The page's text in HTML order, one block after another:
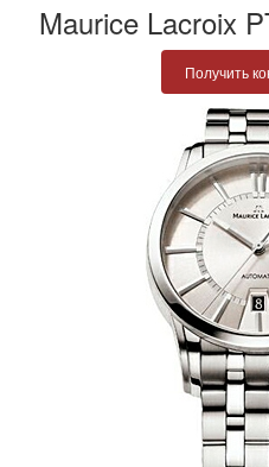
Maurice Lacroix
Получить